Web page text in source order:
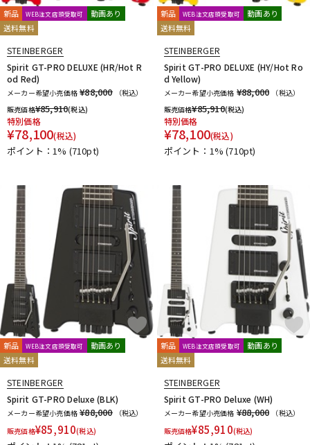
新品 WEB注文店頭受取可
動画あり
送料無料
STEINBERGER
Spirit GT-PRO DELUXE (HR/Hot R
od Red)
メーカー希望小売価格 ¥88,000
（税込）
販売価格¥85,910(税込)
特別価格
¥78,100(税込)
ポイント：1% (710pt)
新品 WEB注文店頭受取可
動画あり
送料無料
STEINBERGER
Spirit GT-PRO DELUXE (HY/Hot Ro
d Yellow)
メーカー希望小売価格 ¥88,000
（税込）
販売価格¥85,910(税込)
特別価格
¥78,100(税込)
ポイント：1%(710pt)
新品 WEB注文店頭受取可
動画あり
送料無料
STEINBERGER
Spirit GT-PRO Deluxe (BLK)
メーカー希望小売価格 ¥88,000
（税込）
販売価格¥85,910(税込)
新品 WEB注文店頭受取可
動画あり
送料無料
STEINBERGER
Spirit GT-PRO Deluxe (WH)
メーカー希望小売価格 ¥88,000
（税込）
販売価格¥85,910(税込)